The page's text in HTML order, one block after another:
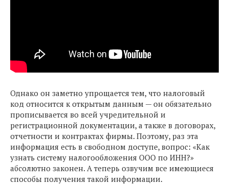
Однако он заметно упрощается тем, что налоговый
код относится к открытым данным — он обязательно
прописывается во всей учредительной и
регистрационной документации, а также в договорах,
отчетности и контрактах фирмы. Поэтому, раз эта
информация есть в свободном доступе, вопрос: «Как
узнать систему налогообложения ООО по ИНН?»
абсолютно законен. А теперь озвучим все имеющиеся
способы получения такой информации.